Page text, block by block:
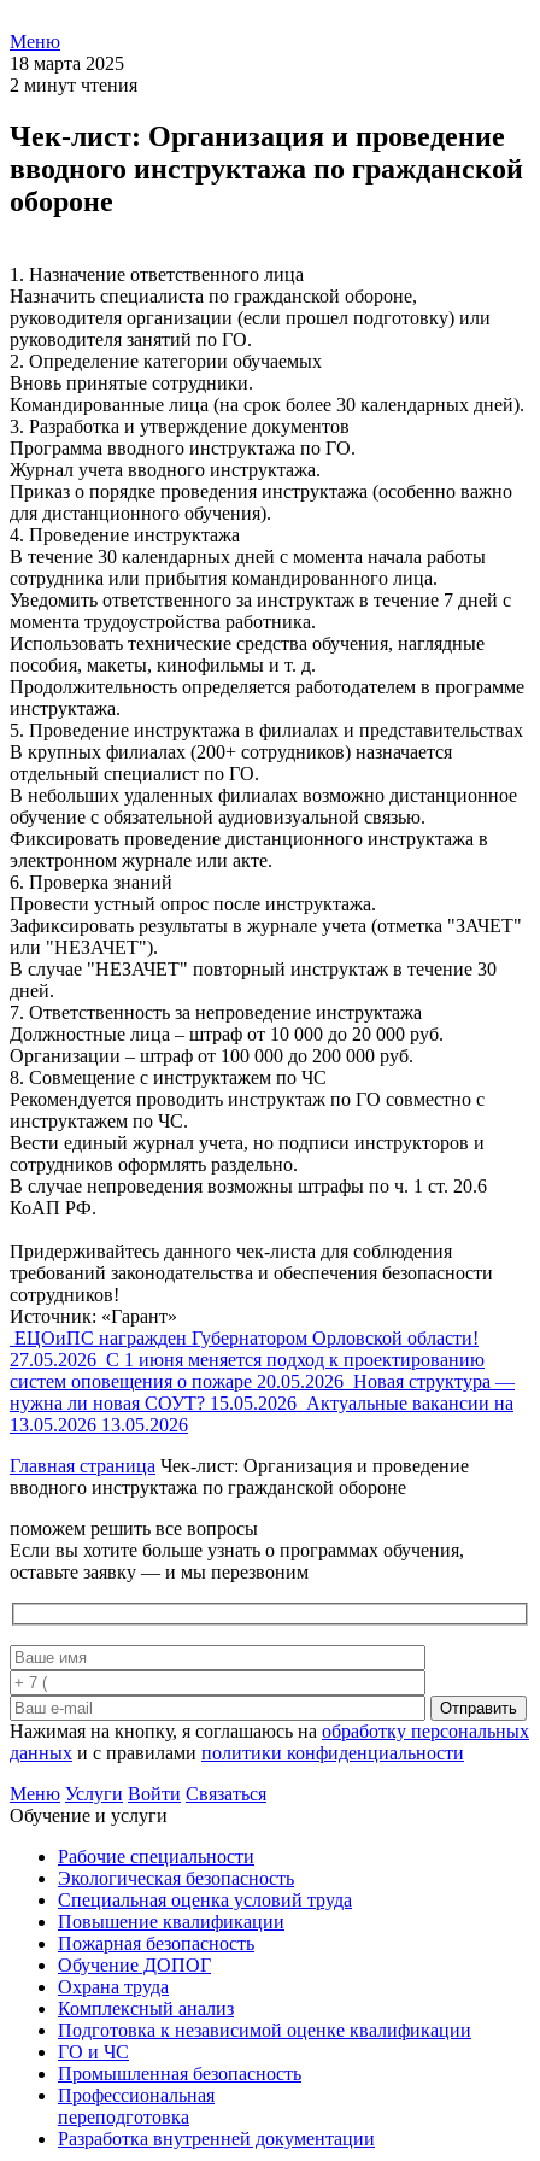
Меню
18 марта 2025
2 минут чтения
Чек-лист: Организация и проведение
вводного инструктажа по гражданской
обороне
1. Назначение ответственного лица
Назначить специалиста по гражданской обороне,
руководителя организации (если прошел подготовку) или
руководителя занятий по ГО.
2. Определение категории обучаемых
Вновь принятые сотрудники.
Командированные лица (на срок более 30 календарных дней).
3. Разработка и утверждение документов
Программа вводного инструктажа по ГО.
Журнал учета вводного инструктажа.
Приказ о порядке проведения инструктажа (особенно важно
для дистанционного обучения).
4. Проведение инструктажа
В течение 30 календарных дней с момента начала работы
сотрудника или прибытия командированного лица.
Уведомить ответственного за инструктаж в течение 7 дней с
момента трудоустройства работника.
Использовать технические средства обучения, наглядные
пособия, макеты, кинофильмы и т. д.
Продолжительность определяется работодателем в программе
инструктажа.
5. Проведение инструктажа в филиалах и представительствах
В крупных филиалах (200+ сотрудников) назначается
отдельный специалист по ГО.
В небольших удаленных филиалах возможно дистанционное
обучение с обязательной аудиовизуальной связью.
Фиксировать проведение дистанционного инструктажа в
электронном журнале или акте.
6. Проверка знаний
Провести устный опрос после инструктажа.
Зафиксировать результаты в журнале учета (отметка "ЗАЧЕТ"
или "НЕЗАЧЕТ").
В случае "НЕЗАЧЕТ" повторный инструктаж в течение 30
дней.
7. Ответственность за непроведение инструктажа
Должностные лица – штраф от 10 000 до 20 000 руб.
Организации – штраф от 100 000 до 200 000 руб.
8. Совмещение с инструктажем по ЧС
Рекомендуется проводить инструктаж по ГО совместно с
инструктажем по ЧС.
Вести единый журнал учета, но подписи инструкторов и
сотрудников оформлять раздельно.
В случае непроведения возможны штрафы по ч. 1 ст. 20.6
КоАП РФ.
Придерживайтесь данного чек-листа для соблюдения
требований законодательства и обеспечения безопасности
сотрудников!
Источник: «Гарант»
ЕЦОиПС награжден Губернатором Орловской области!
27.05.2026 С 1 июня меняется подход к проектированию
систем оповещения о пожаре 20.05.2026 Новая структура —
нужна ли новая СОУТ? 15.05.2026 Актуальные вакансии на
13.05.2026 13.05.2026
Главная страница Чек-лист: Организация и проведение
вводного инструктажа по гражданской обороне
поможем решить все вопросы
Если вы хотите больше узнать о программах обучения,
оставьте заявку — и мы перезвоним
Отправить
Нажимая на кнопку, я соглашаюсь на обработку персональных
данных и с правилами политики конфиденциальности
Меню Услуги Войти Связаться
Обучение и услуги
Рабочие специальности
Экологическая безопасность
Специальная оценка условий труда
Повышение квалификации
Пожарная безопасность
Обучение ДОПОГ
Охрана труда
Комплексный анализ
Подготовка к независимой оценке квалификации
ГО и ЧС
Промышленная безопасность
Профессиональная
переподготовка
Разработка внутренней документации